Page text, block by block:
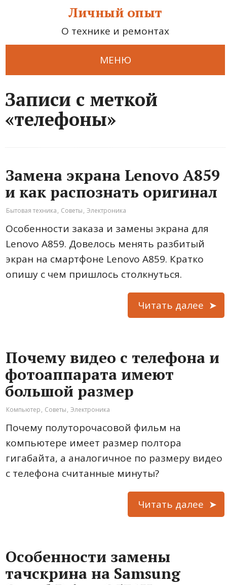
Личный опыт
О технике и ремонтах
МЕНЮ
Записи с меткой
«телефоны»
Замена экрана Lenovo A859
и как распознать оригинал
Бытовая техника, Советы, Электроника
Особенности заказа и замены экрана для
Lenovo A859. Довелось менять разбитый
экран на смартфоне Lenovo A859. Кратко
опишу с чем пришлось столкнуться.
Читать далее
Почему видео с телефона и
фотоаппарата имеют
большой размер
Компьютер, Советы, Электроника
Почему полуторочасовой фильм на
компьютере имеет размер полтора
гигабайта, а аналогичное по размеру видео
с телефона считанные минуты?
Читать далее
Особенности замены
тачскрина на Samsung